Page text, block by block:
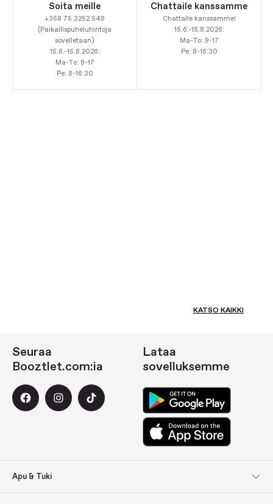
Soita meille
+358 75 3252 549
(Paikallispuheluhintoja
sovelletaan)
15.6.-15.8.2026:
Ma-To: 9-17
Pe: 8-16:30
Chattaile kanssamme
Chattaile kanssamme!
15.6.-15.8.2026:
Ma-To: 9-17
Pe: 8-16:30
KATSO KAIKKI
Apu & Tuki
Seuraa
Booztlet.com:ia
Lataa
sovelluksemme